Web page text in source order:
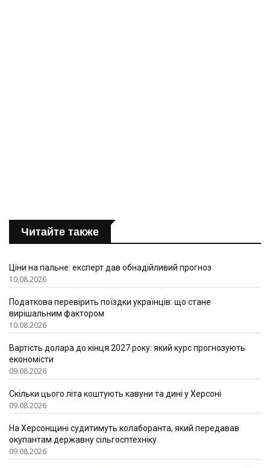
Читайте также
Ціни на пальне: експерт дав обнадійливий прогноз
10.08.2026
Податкова перевірить поїздки українців: що стане
вирішальним фактором
10.08.2026
Вартість долара до кінця 2027 року: який курс прогнозують
економісти
09.08.2026
Скільки цього літа коштують кавуни та дині у Херсоні
09.08.2026
На Херсонщині судитимуть колаборанта, який передавав
окупантам державну сільгосптехніку
09.08.2026